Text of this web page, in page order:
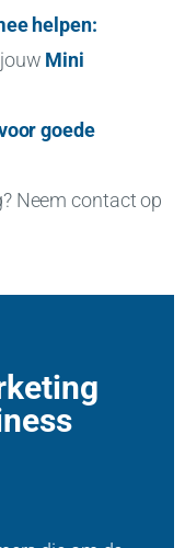
helpen:
Mini
goede
Neem contact op